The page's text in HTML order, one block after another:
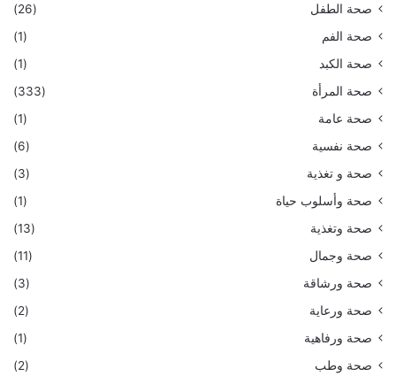
صحة الطفل
(26)
صحة الفم
(1)
صحة الكبد
(1)
صحة المرأة
(333)
صحة عامة
(1)
صحة نفسية
(6)
صحة و تغذية
(3)
صحة وأسلوب حياة
(1)
صحة وتغذية
(13)
صحة وجمال
(11)
صحة ورشاقة
(3)
صحة ورعاية
(2)
صحة ورفاهية
(1)
صحة وطب
(2)